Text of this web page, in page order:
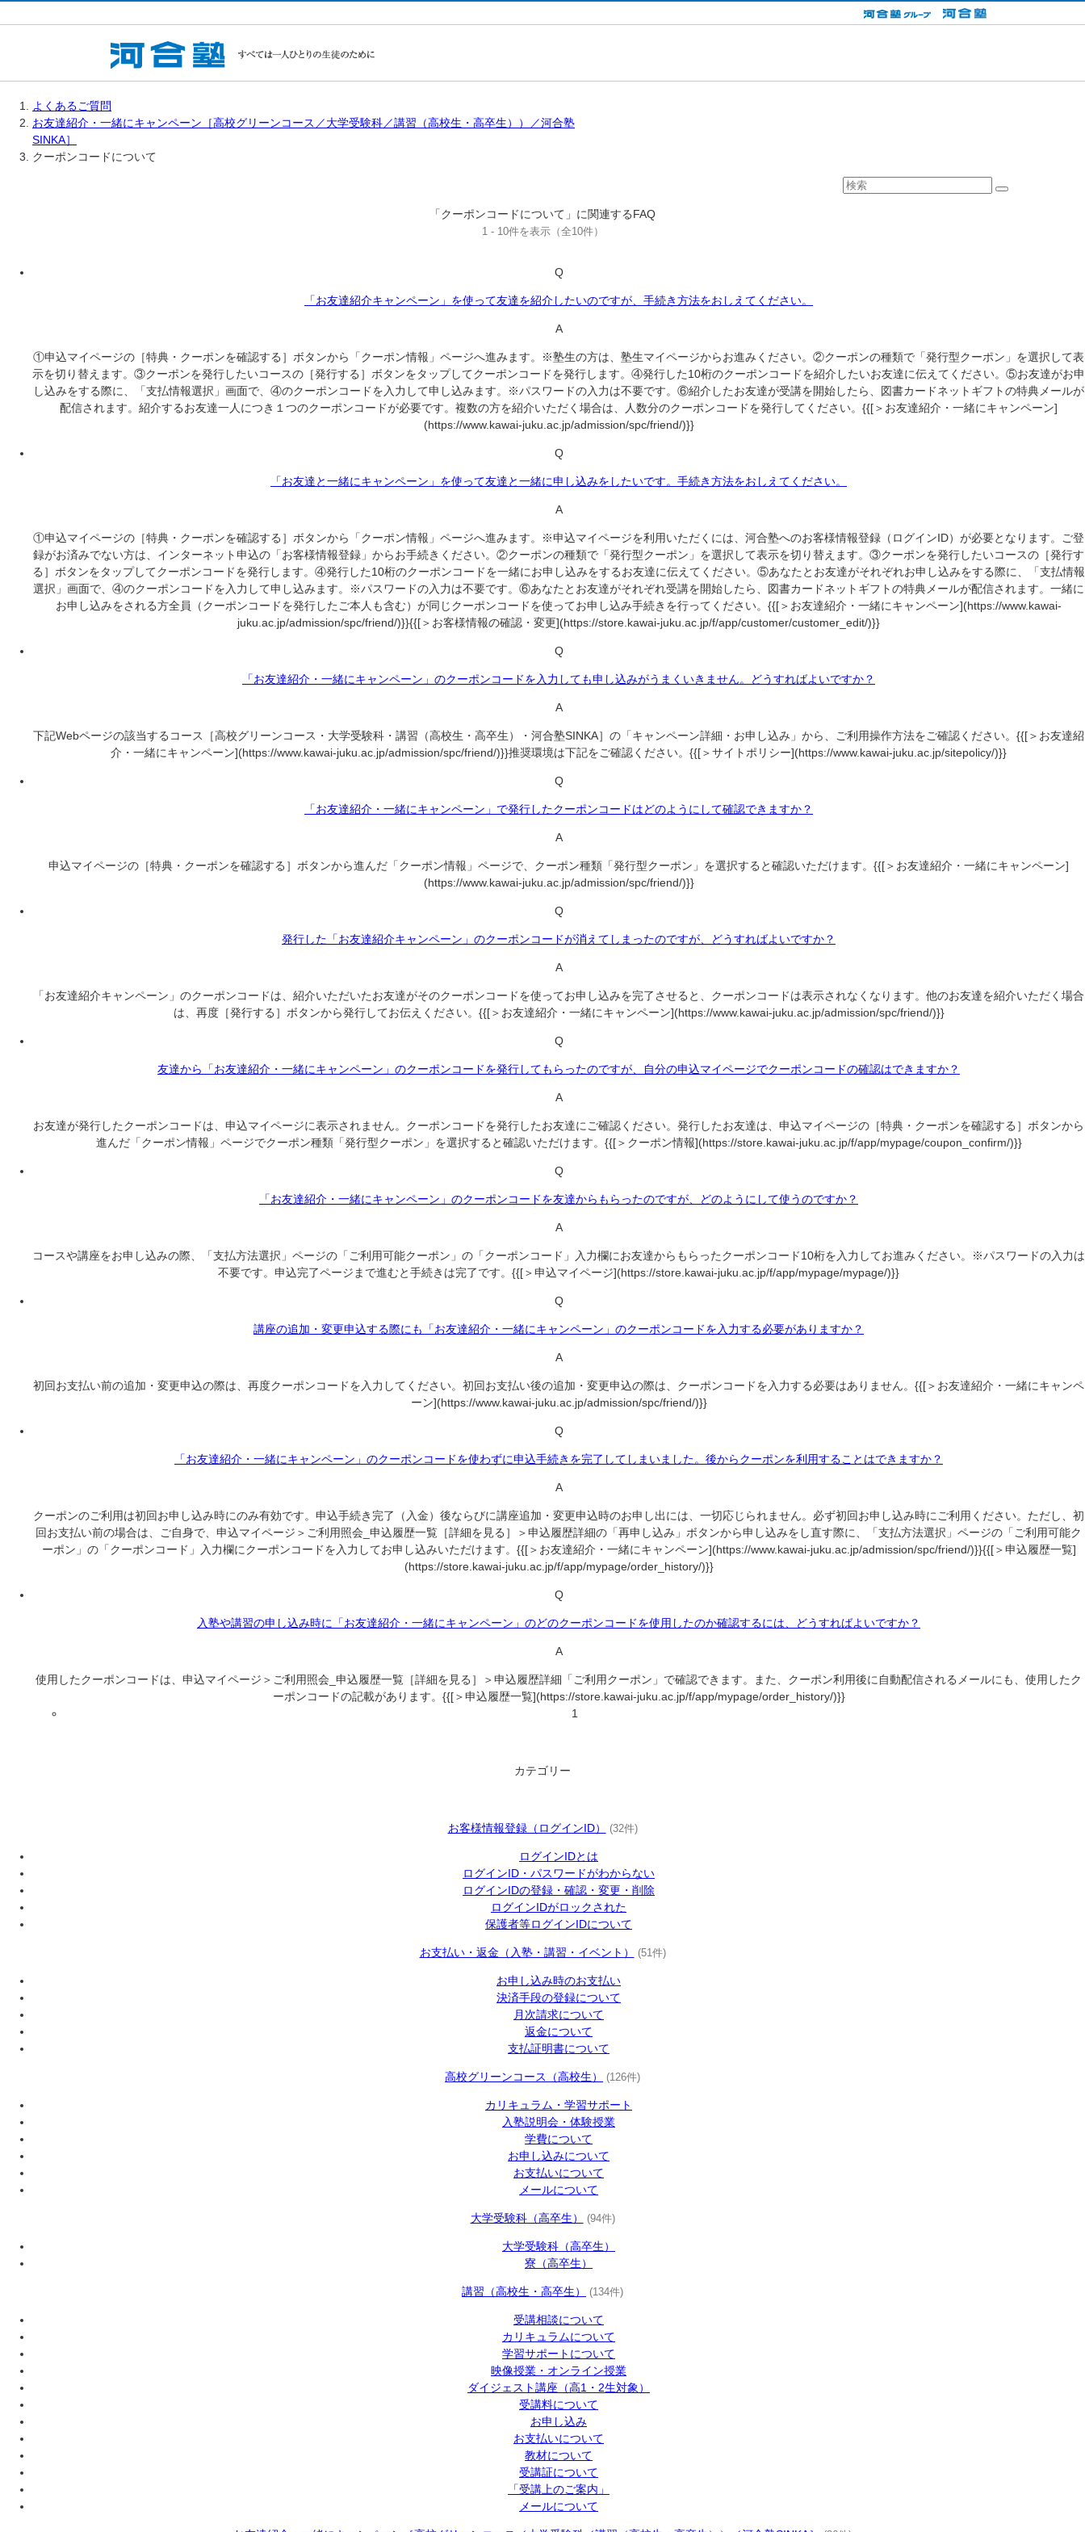
よくあるご質問
お友達紹介・一緒にキャンペーン［高校グリーンコース／大学受験科／講習（高校生・高卒生））／河合塾
SINKA］
クーポンコードについて
「クーポンコードについて」に関連するFAQ
1 - 10件を表示（全10件）
Q
「お友達紹介キャンペーン」を使って友達を紹介したいのですが、手続き方法をおしえてください。
A
①申込マイページの［特典・クーポンを確認する］ボタンから「クーポン情報」ページへ進みます。※塾生の方は、塾生マイページからお進みください。②クーポンの種類で「発行型クーポン」を選択して表
示を切り替えます。③クーポンを発行したいコースの［発行する］ボタンをタップしてクーポンコードを発行します。④発行した10桁のクーポンコードを紹介したいお友達に伝えてください。⑤お友達がお申
し込みをする際に、「支払情報選択」画面で、④のクーポンコードを入力して申し込みます。※パスワードの入力は不要です。⑥紹介したお友達が受講を開始したら、図書カードネットギフトの特典メールが
配信されます。紹介するお友達一人につき１つのクーポンコードが必要です。複数の方を紹介いただく場合は、人数分のクーポンコードを発行してください。{{[＞お友達紹介・一緒にキャンペーン]
(https://www.kawai-juku.ac.jp/admission/spc/friend/)}}
Q
「お友達と一緒にキャンペーン」を使って友達と一緒に申し込みをしたいです。手続き方法をおしえてください。
A
①申込マイページの［特典・クーポンを確認する］ボタンから「クーポン情報」ページへ進みます。※申込マイページを利用いただくには、河合塾へのお客様情報登録（ログインID）が必要となります。ご登
録がお済みでない方は、インターネット申込の「お客様情報登録」からお手続きください。②クーポンの種類で「発行型クーポン」を選択して表示を切り替えます。③クーポンを発行したいコースの［発行す
る］ボタンをタップしてクーポンコードを発行します。④発行した10桁のクーポンコードを一緒にお申し込みをするお友達に伝えてください。⑤あなたとお友達がそれぞれお申し込みをする際に、「支払情報
選択」画面で、④のクーポンコードを入力して申し込みます。※パスワードの入力は不要です。⑥あなたとお友達がそれぞれ受講を開始したら、図書カードネットギフトの特典メールが配信されます。一緒に
お申し込みをされる方全員（クーポンコードを発行したご本人も含む）が同じクーポンコードを使ってお申し込み手続きを行ってください。{{[＞お友達紹介・一緒にキャンペーン](https://www.kawai-
juku.ac.jp/admission/spc/friend/)}}{{[＞お客様情報の確認・変更](https://store.kawai-juku.ac.jp/f/app/customer/customer_edit/)}}
Q
「お友達紹介・一緒にキャンペーン」のクーポンコードを入力しても申し込みがうまくいきません。どうすればよいですか？
A
下記Webページの該当するコース［高校グリーンコース・大学受験科・講習（高校生・高卒生）・河合塾SINKA］の「キャンペーン詳細・お申し込み」から、ご利用操作方法をご確認ください。{{[＞お友達紹
介・一緒にキャンペーン](https://www.kawai-juku.ac.jp/admission/spc/friend/)}}推奨環境は下記をご確認ください。{{[＞サイトポリシー](https://www.kawai-juku.ac.jp/sitepolicy/)}}
Q
「お友達紹介・一緒にキャンペーン」で発行したクーポンコードはどのようにして確認できますか？
A
申込マイページの［特典・クーポンを確認する］ボタンから進んだ「クーポン情報」ページで、クーポン種類「発行型クーポン」を選択すると確認いただけます。{{[＞お友達紹介・一緒にキャンペーン]
(https://www.kawai-juku.ac.jp/admission/spc/friend/)}}
Q
発行した「お友達紹介キャンペーン」のクーポンコードが消えてしまったのですが、どうすればよいですか？
A
「お友達紹介キャンペーン」のクーポンコードは、紹介いただいたお友達がそのクーポンコードを使ってお申し込みを完了させると、クーポンコードは表示されなくなります。他のお友達を紹介いただく場合
は、再度［発行する］ボタンから発行してお伝えください。{{[＞お友達紹介・一緒にキャンペーン](https://www.kawai-juku.ac.jp/admission/spc/friend/)}}
Q
友達から「お友達紹介・一緒にキャンペーン」のクーポンコードを発行してもらったのですが、自分の申込マイページでクーポンコードの確認はできますか？
A
お友達が発行したクーポンコードは、申込マイページに表示されません。クーポンコードを発行したお友達にご確認ください。発行したお友達は、申込マイページの［特典・クーポンを確認する］ボタンから
進んだ「クーポン情報」ページでクーポン種類「発行型クーポン」を選択すると確認いただけます。{{[＞クーポン情報](https://store.kawai-juku.ac.jp/f/app/mypage/coupon_confirm/)}}
Q
「お友達紹介・一緒にキャンペーン」のクーポンコードを友達からもらったのですが、どのようにして使うのですか？
A
コースや講座をお申し込みの際、「支払方法選択」ページの「ご利用可能クーポン」の「クーポンコード」入力欄にお友達からもらったクーポンコード10桁を入力してお進みください。※パスワードの入力は
不要です。申込完了ページまで進むと手続きは完了です。{{[＞申込マイページ](https://store.kawai-juku.ac.jp/f/app/mypage/mypage/)}}
Q
講座の追加・変更申込する際にも「お友達紹介・一緒にキャンペーン」のクーポンコードを入力する必要がありますか？
A
初回お支払い前の追加・変更申込の際は、再度クーポンコードを入力してください。初回お支払い後の追加・変更申込の際は、クーポンコードを入力する必要はありません。{{[＞お友達紹介・一緒にキャンペ
ーン](https://www.kawai-juku.ac.jp/admission/spc/friend/)}}
Q
「お友達紹介・一緒にキャンペーン」のクーポンコードを使わずに申込手続きを完了してしまいました。後からクーポンを利用することはできますか？
A
クーポンのご利用は初回お申し込み時にのみ有効です。申込手続き完了（入金）後ならびに講座追加・変更申込時のお申し出には、一切応じられません。必ず初回お申し込み時にご利用ください。ただし、初
回お支払い前の場合は、ご自身で、申込マイページ＞ご利用照会_申込履歴一覧［詳細を見る］＞申込履歴詳細の「再申し込み」ボタンから申し込みをし直す際に、「支払方法選択」ページの「ご利用可能ク
ーポン」の「クーポンコード」入力欄にクーポンコードを入力してお申し込みいただけます。{{[＞お友達紹介・一緒にキャンペーン](https://www.kawai-juku.ac.jp/admission/spc/friend/)}}{{[＞申込履歴一覧]
(https://store.kawai-juku.ac.jp/f/app/mypage/order_history/)}}
Q
入塾や講習の申し込み時に「お友達紹介・一緒にキャンペーン」のどのクーポンコードを使用したのか確認するには、どうすればよいですか？
A
使用したクーポンコードは、申込マイページ＞ご利用照会_申込履歴一覧［詳細を見る］＞申込履歴詳細「ご利用クーポン」で確認できます。また、クーポン利用後に自動配信されるメールにも、使用したク
ーポンコードの記載があります。{{[＞申込履歴一覧](https://store.kawai-juku.ac.jp/f/app/mypage/order_history/)}}
1
カテゴリー
お客様情報登録（ログインID） (32件)
ログインIDとは
ログインID・パスワードがわからない
ログインIDの登録・確認・変更・削除
ログインIDがロックされた
保護者等ログインIDについて
お支払い・返金（入塾・講習・イベント） (51件)
お申し込み時のお支払い
決済手段の登録について
月次請求について
返金について
支払証明書について
高校グリーンコース（高校生） (126件)
カリキュラム・学習サポート
入塾説明会・体験授業
学費について
お申し込みについて
お支払いについて
メールについて
大学受験科（高卒生） (94件)
大学受験科（高卒生）
寮（高卒生）
講習（高校生・高卒生） (134件)
受講相談について
カリキュラムについて
学習サポートについて
映像授業・オンライン授業
ダイジェスト講座（高1・2生対象）
受講料について
お申し込み
お支払いについて
教材について
受講証について
「受講上のご案内」
メールについて